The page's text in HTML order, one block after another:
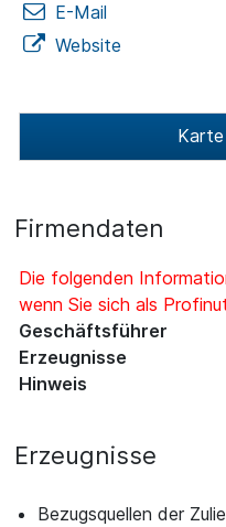
E-Mail
Website
Firmendaten
Die folgenden
wenn Sie sich als
Geschäftsführer
Erzeugnisse
Hinweis
Erzeugnisse
Bezugsquellen der